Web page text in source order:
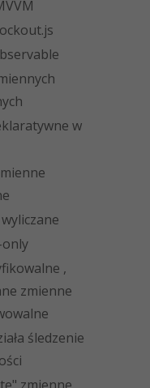
w
only
,
zmienne
śledzenie